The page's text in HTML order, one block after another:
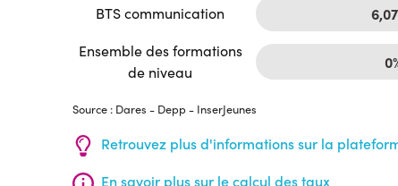
BTS communication
Ensemble des formations
de niveau
Source : Dares - Depp - InserJeunes
Retrouvez plus d'informations sur la
En savoir plus sur le calcul des taux